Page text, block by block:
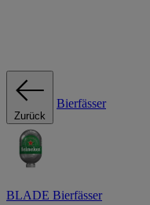
Zurück
Bierfässer
BLADE Bierfässer